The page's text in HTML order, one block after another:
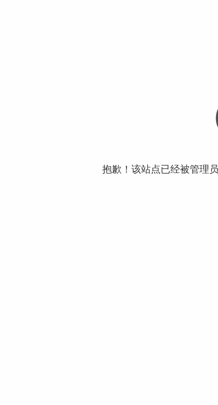
抱歉！该站点已经被管理